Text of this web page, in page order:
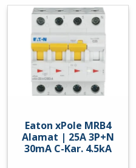
C-
Kar.
4.5Ka
hoeveelheid
Eaton xPole MRB4
Alamat | 25A 3P+N
30mA C-Kar. 4.5kA